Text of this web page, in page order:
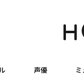
声優